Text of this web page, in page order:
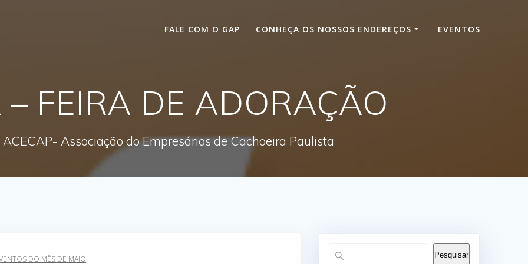
FALE COM O GAP CONHEÇA OS NOSSOS ENDEREÇOS EVENTOS
FEIRA DE ADORAÇÃO
Associação do Empresários de Cachoeira Paulista
DO MÊS DE MAIO Pesquisar